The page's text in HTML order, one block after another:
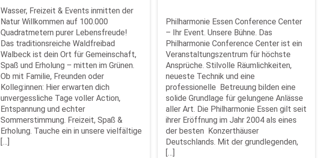
Wasser, Freizeit & Events inmitten der
Natur Willkommen auf 100.000
Quadratmetern purer Lebensfreude!
Das traditionsreiche Waldfreibad
Walbeck ist dein Ort für Gemeinschaft,
Spaß und Erholung – mitten im Grünen.
Ob mit Familie, Freunden oder
Kolleg:innen: Hier erwarten dich
unvergessliche Tage voller Action,
Entspannung und echter
Sommerstimmung. Freizeit, Spaß &
Erholung. Tauche ein in unsere vielfältige
[…]
Philharmonie Essen Conference Center
– Ihr Event. Unsere Bühne. Das
Philharmonie Conference Center ist ein
Veranstaltungszentrum für höchste
Ansprüche. Stilvolle Räumlichkeiten,
neueste Technik und eine
professionelle Betreuung bilden eine
solide Grundlage für gelungene Anlässe
aller Art. Die Philharmonie Essen gilt seit
ihrer Eröffnung im Jahr 2004 als eines
der besten Konzerthäuser
Deutschlands. Mit der grundlegenden,
[…]